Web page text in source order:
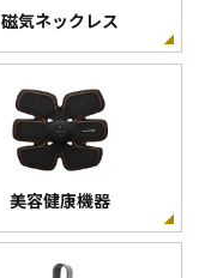
磁気ネックレス
美容健康機器